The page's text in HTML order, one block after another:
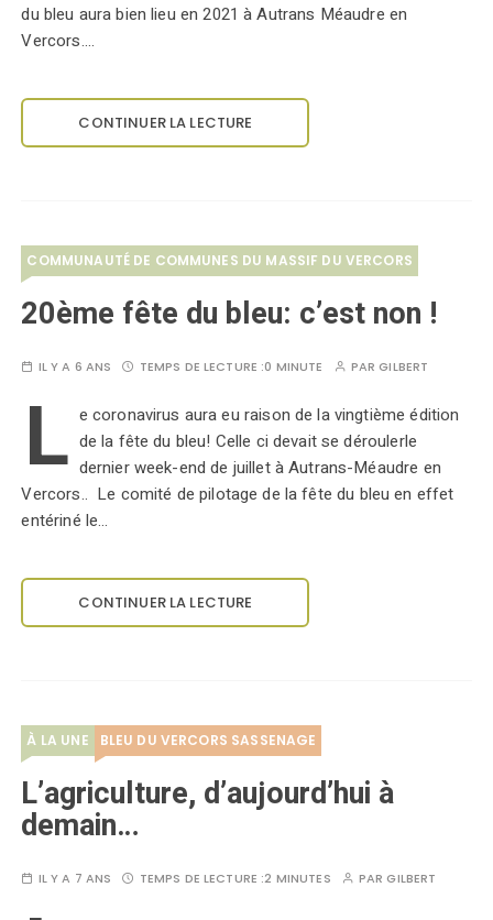
du bleu aura bien lieu en 2021 à Autrans Méaudre en
Vercors.…
CONTINUER LA LECTURE
COMMUNAUTÉ DE COMMUNES DU MASSIF DU VERCORS
20ème fête du bleu: c’est non !
IL Y A 6 ANS TEMPS DE LECTURE :0 MINUTE PARGILBERT
L e coronavirus aura eu raison de la vingtième édition
de la fête du bleu! Celle ci devait se déroulerle
dernier week-end de juillet à Autrans-Méaudre en
Vercors.. Le comité de pilotage de la fête du bleu en effet
entériné le…
CONTINUER LA LECTURE
À LA UNE BLEU DU VERCORS SASSENAGE
L’agriculture, d’aujourd’hui à
demain…
IL Y A 7 ANS TEMPS DE LECTURE :2 MINUTES PARGILBERT